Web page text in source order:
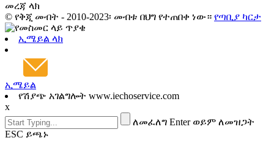
መረጃ ላክ
© የቅጂ መብት - 2010-2023፡ መብቱ በህግ የተጠበቀ ነው። የጣቢያ ካርታ
ኢሜይል ላክ
ኢሜይል
የሽያጭ አገልግሎት www.iechoservice.com
x
ለመፈለግ Enter ወይም ለመዝጋት
ESC ይጫኑ